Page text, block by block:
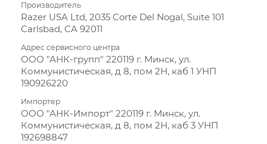
Производитель
Razer USA Ltd, 2035 Corte Del Nogal, Suite 101
Carlsbad, CA 92011
Адрес сервисного центра
ООО "АНК-групп" 220119 г. Минск, ул.
Коммунистическая, д 8, пом 2Н, каб 1 УНП
190926220
Импортер
ООО "АНК-Импорт" 220119 г. Минск, ул.
Коммунистическая, д 8, пом 2Н, каб 3 УНП
192698847